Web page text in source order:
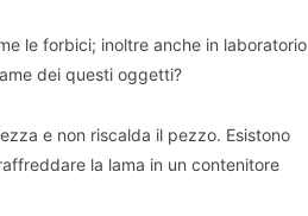
le forbici; inoltre anche in laboratorio
dei questi oggetti?
e non riscalda il pezzo. Esistono
la lama in un contenitore